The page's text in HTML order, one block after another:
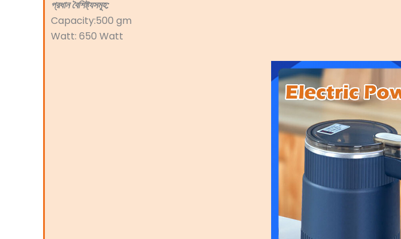
Capacity:500 gm
Watt: 650 Watt